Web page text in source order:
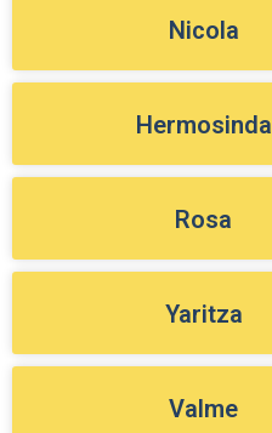
Nicola
Hermosinda
Rosa
Yaritza
Valme